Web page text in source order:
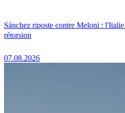
Sánchez riposte contre Meloni : l'Italie
rétorsion
07.08.2026